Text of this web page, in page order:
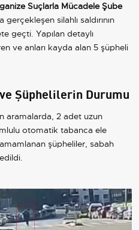
Suçlarla Mücadele Şube
silahlı saldırının
geçti. Yapılan detaylı
ve anları kayda alan 5 şüpheli
Şüphelilerin Durumu
aramalarda, 2 adet uzun
otomatik tabanca ele
şüpheliler, sabah